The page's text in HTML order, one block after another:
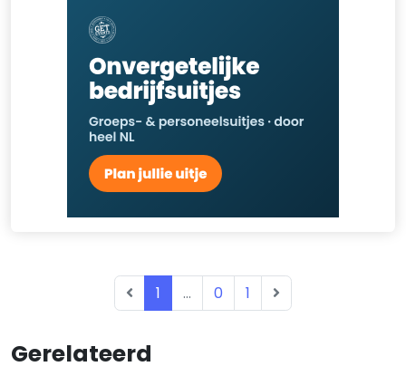
Gerelateerd
1 ... 0 1